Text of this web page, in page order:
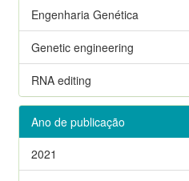
Engenharia Genética
Genetic engineering
RNA editing
Ano de publicação
2021